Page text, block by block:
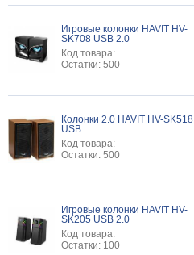
Игровые колонки HAVIT HV-
SK708 USB 2.0
Код товара:
Остатки: 500
Колонки 2.0 HAVIT HV-SK518
USB
Код товара:
Остатки: 500
Игровые колонки HAVIT HV-
SK205 USB 2.0
Код товара:
Остатки: 100